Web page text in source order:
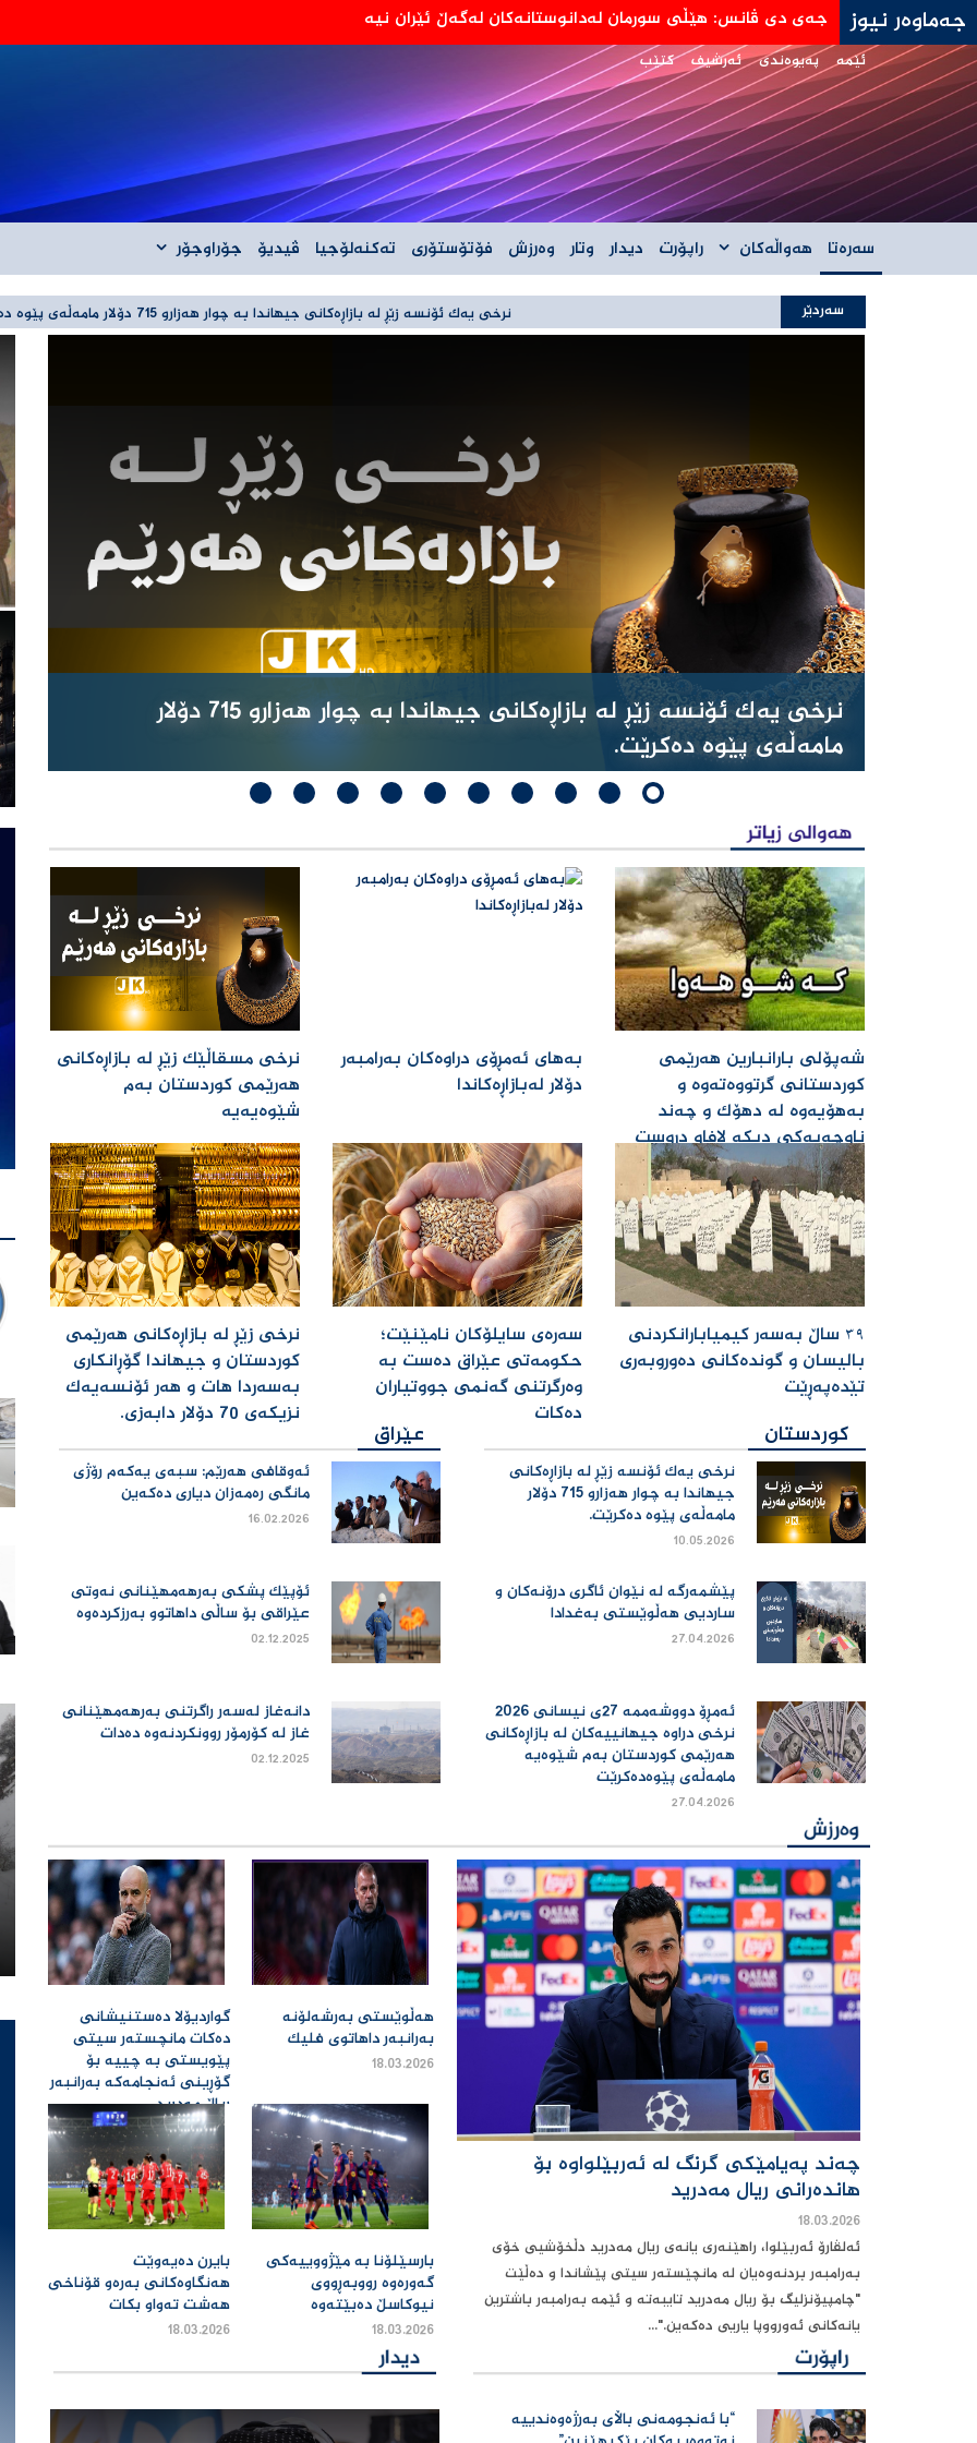
جەماوەر نیوز جه‌ی دی ڤانس: هێڵی سورمان له‌دانوستانه‌كان له‌گه‌ڵ ئێران نیه‌
ئێمە پەیوەندی ئەرشیف کتێب
سەرەتا هەواڵەکان راپۆرت دیدار وتار وەرزش فۆتۆستۆری تەکنەلۆجیا ڤیدیۆ جۆراوجۆر
نرخی یەك ئۆنسە زێڕ لە بازاڕەكانی جیهاندا بە چوار هەزارو 715 دۆلار
مامەڵەی پێوە دەكرێت.
- byVinaGecko.com
شەپۆلی بارانبارین هەرێمی
کوردستانی گرتووەتەوە و
بەهۆیەوە لە دهۆک و چەند
ناوچەیەکی دیکە لافاو دروست
بوو، کەشناسیش رایگەیاند،
شەپۆلەکە تا دووشەممە
بەردەوام دەبێت. ‌
بەهای ئەمڕۆی دراوەكان بەرامبەر
دۆلار لەبازاڕەكاندا ‌
نرخی مسقاڵێک زێڕ لە بازاڕەکانی
هەرێمی کوردستان بەم
شێوەیەیە ‌
٣٩ ساڵ بەسەر کیمیابارانکردنی
بالیسان و گوندەکانی دەوروبەری
تێدەپەڕێت ‌
سەرەی سایلۆکان نامێنێت؛
حکومەتی عێراق دەست بە
وەرگرتنی گەنمی جووتیاران
دەکات ‌
نرخی زێڕ لە بازاڕەکانی هەرێمی
کوردستان و جیهاندا گۆڕانکاری
بەسەردا هات و هەر ئۆنسەیەک
نزیکەی 70 دۆلار دابەزی. ‌
کوردستان
نرخی یەك ئۆنسە زێڕ لە بازاڕەكانی
جیهاندا بە چوار هەزارو 715 دۆلار
مامەڵەی پێوە دەكرێت.
10.05.2026
پێشمەرگە لە نێوان ئاگری درۆنەکان و
ساردیی هەڵوێستی بەغدادا
27.04.2026
ئەمڕۆ دووشەممە 27ی نیسانی 2026
نرخی دراوە جیهانییەكان لە بازاڕەكانی
هەرێمی كوردستان بەم شێوەیە
مامەڵەی پێوەدەكرێت
27.04.2026
کوردستان عێراق
ئەوقافی هەرێم: سبەی یەکەم رۆژی
مانگی رەمەزان دیاری دەکەین
16.02.2026
ئۆپێک پشکی بەرهەمهێنانی نەوتی
عێراقی بۆ ساڵی داهاتوو بەرزکردەوە
02.12.2025
دانەغاز لەسەر راگرتنی بەرهەمهێنانی
غاز لە کۆرمۆر روونکردنەوە دەدات
02.12.2025
عێراق
چەند پەیامێکی گرنگ لە ئەربێلواوە بۆ
هاندەرانی ریال مەدرید
18.03.2026
ئەلڤارۆ ئەربێلوا، راهێنەری یانەی ریال مەدرید دڵخۆشیی خۆی
بەرامبەر بردنەوەیان لە مانچێستەر سیتی پێشاندا و دەڵێت
"چامپیۆنزلیگ بۆ ریال مەدرید تایبەتە و ئێمە بەرامبەر باشترین
یانەکانی ئەورووپا یاریی دەکەین."...
گواردیۆلا دەستنیشانی
دەکات مانچستەر سیتی
پێویستی بە چییە بۆ
گۆڕینی ئەنجامەکە بەرانبەر
ڕیاڵ مەدرید ‌
18.03.2026
بایرن دەیەوێت
هەنگاوەکانی بەرەو قۆناخی
هەشت تەواو بکات ‌
18.03.2026
هەڵوێستی بەرشەلۆنە
بەرانبەر داهاتوی فلیک ‌
18.03.2026
بارسێلۆنا بە مێژووییەکی
گەورەوە رووبەڕووی
نیوکاسڵ دەبێتەوە ‌
18.03.2026
“با ئەنجومەنی باڵای بەرژەوەندییە